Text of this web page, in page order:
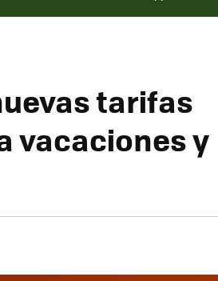
tarifas
vacaciones y